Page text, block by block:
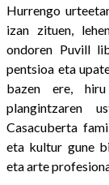
Hurrengo
izan zituen,
ondoren Puvill
pentsioa eta
bazen ere,
plangintzaren
Casacuberta
eta kultur gune
eta arte